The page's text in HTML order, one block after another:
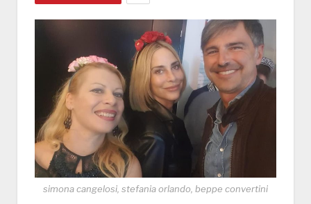
simona cangelosi, stefania orlando, beppe convertini